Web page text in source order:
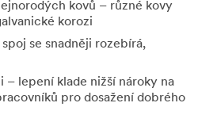
kovů – různé kovy
korozi
se snadněji rozebírá,
– lepení klade nižší nároky na
pro dosažení dobrého